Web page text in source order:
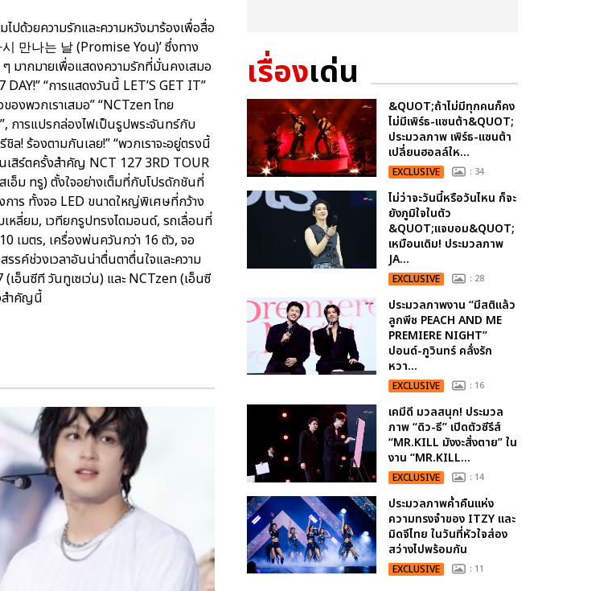
ปด้วยความรักและความหวังมาร้องเพื่อสื่อ
만나는 날 (Promise You)’ ซึ่งทาง
มากมายเพื่อแสดงความรักที่มั่นคงเสมอ
“การแสดงวันนี้ LET’S GET IT”
องพวกเราเสมอ” “NCTzen ไทย
การแปรกล่องไฟเป็นรูปพระจันทร์กับ
ล! ร้องตามกันเลย!” “พวกเราจะอยู่ตรงนี้
นเสิร์ตครั้งสำคัญ NCT 127 3RD TOUR
เอ็ม ทรู) ตั้งใจอย่างเต็มที่กับโปรดักชันที่
การ ทั้งจอ LED ขนาดใหญ่พิเศษที่กว้าง
เหลี่ยม, เวทียกรูปทรงไดมอนด์, รถเลื่อนที่
เมตร, เครื่องพ่นควันกว่า 16 ตัว, จอ
รค์ช่วงเวลาอันน่าตื่นตาตื่นใจและความ
อ็นซีที วันทูเซเว่น) และ NCTzen (เอ็นซี
สำคัญนี้
เรื่องเด่น
&QUOT;ถ้าไม่มีทุกคนก็คง
ไม่มีเพิร์ธ-แซนต้า&QUOT;
ประมวลภาพ เพิร์ธ-แซนต้า
เปลี่ยนฮอลล์ให...
EXCLUSIVE : 34
ไม่ว่าจะวันนี้หรือวันไหน ก็จะ
ยังภูมิใจในตัว
&QUOT;แจบอม&QUOT;
เหมือนเดิม! ประมวลภาพ
JA...
EXCLUSIVE : 28
ประมวลภาพงาน “มีสติแล้ว
ลูกพีช PEACH AND ME
PREMIERE NIGHT”
ปอนด์-ภูวินทร์ คลั่งรัก
หวา...
EXCLUSIVE : 16
เคมีดี มวลสนุก! ประมวล
ภาพ “ดิว-ธี” เปิดตัวซีรีส์
“MR.KILL มังงะสั่งตาย” ใน
งาน “MR.KILL...
EXCLUSIVE : 14
ประมวลภาพค่ำคืนแห่ง
ความทรงจำของ ITZY และ
มิดจีไทย ในวันที่หัวใจส่อง
สว่างไปพร้อมกัน
EXCLUSIVE : 11